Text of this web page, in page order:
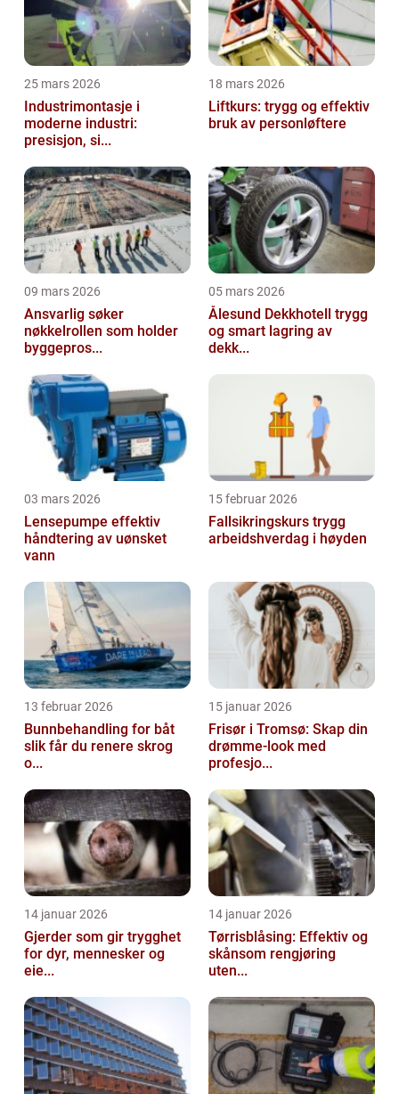
25 mars 2026
Industrimontasje i
moderne industri:
presisjon, si...
18 mars 2026
Liftkurs: trygg og effektiv
bruk av personløftere
09 mars 2026
Ansvarlig søker
nøkkelrollen som holder
byggepros...
05 mars 2026
Ålesund Dekkhotell trygg
og smart lagring av
dekk...
03 mars 2026
Lensepumpe effektiv
håndtering av uønsket
vann
15 februar 2026
Fallsikringskurs trygg
arbeidshverdag i høyden
13 februar 2026
Bunnbehandling for båt
slik får du renere skrog
o...
15 januar 2026
Frisør i Tromsø: Skap din
drømme-look med
profesjo...
14 januar 2026
Gjerder som gir trygghet
for dyr, mennesker og
eie...
14 januar 2026
Tørrisblåsing: Effektiv og
skånsom rengjøring
uten...